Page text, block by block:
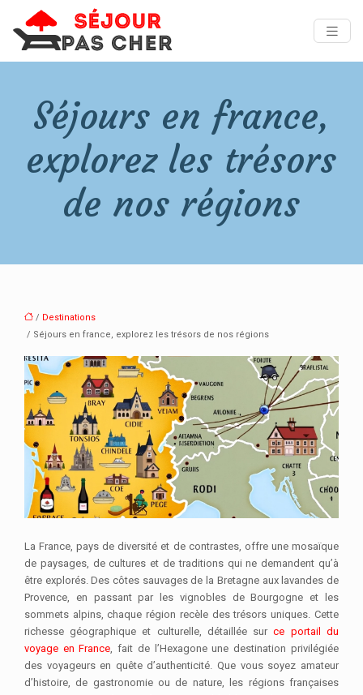
Séjours en france,
explorez les trésors
de nos régions
/ Destinations
/ Séjours en france, explorez les trésors de nos régions
La France, pays de diversité et de contrastes, offre une mosaïque
de paysages, de cultures et de traditions qui ne demandent qu’à
être explorés. Des côtes sauvages de la Bretagne aux lavandes de
Provence, en passant par les vignobles de Bourgogne et les
sommets alpins, chaque région recèle des trésors uniques. Cette
richesse géographique et culturelle, détaillée surce portail du
voyage en France , fait de l’Hexagone une destination privilégiée
des voyageurs en quête d’authenticité. Que vous soyez amateur
d’histoire, de gastronomie ou de nature, les régions françaises